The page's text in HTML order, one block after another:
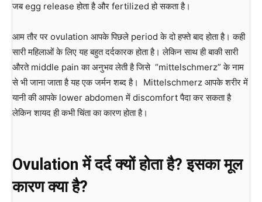
जब egg release होता है और fertilized हो सकता है।
आम तौर पर ovulation आपके पिछले period के दो हफ्ते बाद होता है। कही
सारी महिलाओं के लिए यह बहुत दर्दकारक होता है। लेकिन साथ ही बाकी सारी
औरते middle pain का अनुभव लेती है जिसे “mittelschmerz” के नाम
से भी जाना जाता है यह एक जर्मन शब्द है। Mittelschmerz आपके शरीर में
यानी की आपके lower abdomen में discomfort पैदा कर सकता है
लेकिन शायद ही कभी चिंता का कारण होता है।
Ovulation में दर्द क्यों होता है? इसका मूल
कारण क्या है?